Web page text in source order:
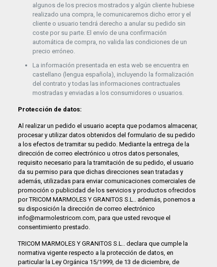
algunos de los precios mostrados y algún cliente hubiese
realizado una compra, le comunicaremos dicho error y el
cliente o usuario tendrá derecho a anular su pedido sin
coste por su parte. El envío de una confirmación
automática de compra, no valida las condiciones de un
precio erróneo.
La información presentada en esta web se encuentra en
castellano (lengua española), incluyendo la formalización
del contrato y todas las informaciones contractuales
mostradas y enviadas a los consumidores o usuarios.
Protección de datos:
Al realizar un pedido el usuario acepta que podamos almacenar,
procesar y utilizar datos obtenidos del formulario de su pedido
a los efectos de tramitar su pedido. Mediante la entrega de la
dirección de correo electrónico u otros datos personales,
requisito necesario para la tramitación de su pedido, el usuario
da su permiso para que dichas direcciones sean tratadas y
además, utilizadas para enviar comunicaciones comerciales de
promoción o publicidad de los servicios y productos ofrecidos
por TRICOM MARMOLES Y GRANITOS S.L.. además, ponemos a
su disposición la dirección de correo electrónico
info@marmolestricom.com, para que usted revoque el
consentimiento prestado.
TRICOM MARMOLES Y GRANITOS S.L.. declara que cumple la
normativa vigente respecto a la protección de datos, en
particular la Ley Orgánica 15/1999, de 13 de diciembre, de